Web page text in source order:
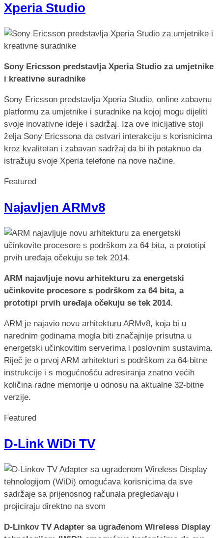
Xperia Studio
Sony Ericsson predstavlja Xperia Studio za umjetnike
i kreativne suradnike
Sony Ericsson predstavlja Xperia Studio, online zabavnu
platformu za umjetnike i suradnike na kojoj mogu dijeliti
svoje inovativne ideje i sadržaj. Iza ove inicijative stoji
želja Sony Ericssona da ostvari interakciju s korisnicima
kroz kvalitetan i zabavan sadržaj da bi ih potaknuo da
istražuju svoje Xperia telefone na nove načine.
Featured
Najavljen ARMv8
ARM najavljuje novu arhitekturu za energetski
učinkovite procesore s podrškom za 64 bita, a
prototipi prvih uređaja očekuju se tek 2014.
ARM je najavio novu arhitekturu ARMv8, koja bi u
narednim godinama mogla biti značajnije prisutna u
energetski učinkovitim serverima i poslovnim sustavima.
Riječ je o prvoj ARM arhitekturi s podrškom za 64-bitne
instrukcije i s mogućnošću adresiranja znatno većih
količina radne memorije u odnosu na aktualne 32-bitne
verzije.
Featured
D-Link WiDi TV
D-Linkov TV Adapter sa ugrađenom Wireless Display